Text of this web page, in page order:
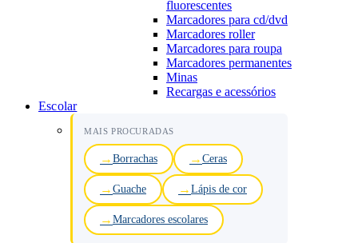
fluorescentes
Marcadores para cd/dvd
Marcadores roller
Marcadores para roupa
Marcadores permanentes
Minas
Recargas e acessórios
Escolar
MAIS PROCURADAS
Borrachas Ceras
Guache Lápis de cor
Marcadores escolares